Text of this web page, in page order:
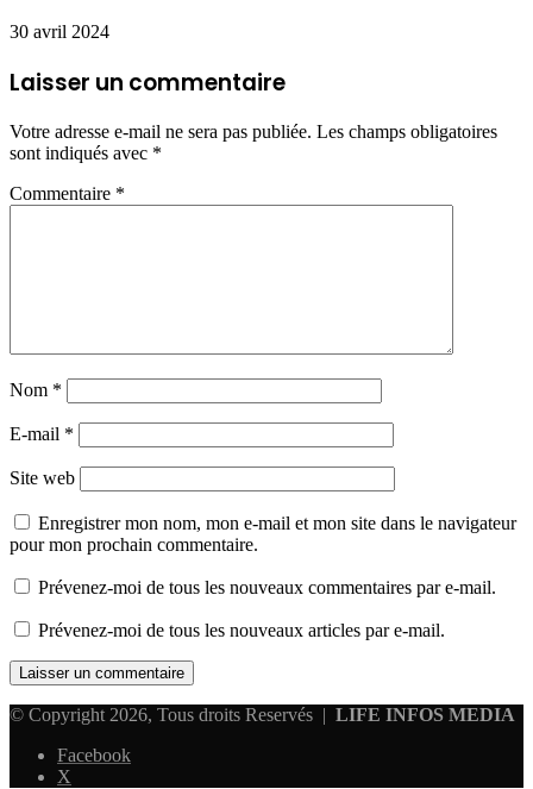
30 avril 2024
Laisser un commentaire
Votre adresse e-mail ne sera pas publiée. Les champs obligatoires
sont indiqués avec *
Commentaire *
Nom *
E-mail *
Site web
Enregistrer mon nom, mon e-mail et mon site dans le navigateur
pour mon prochain commentaire.
Prévenez-moi de tous les nouveaux commentaires par e-mail.
Prévenez-moi de tous les nouveaux articles par e-mail.
© Copyright 2026, Tous droits Reservés | LIFE INFOS MEDIA
Facebook
X